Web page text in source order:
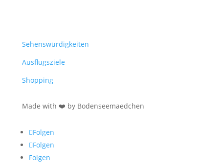
Sehenswürdigkeiten
Ausflugsziele
Shopping
Made with ❤️ by Bodenseemaedchen
Folgen
Folgen
Folgen